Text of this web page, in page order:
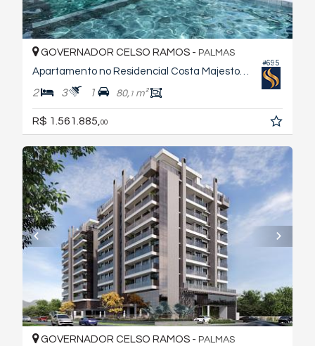
#695
GOVERNADOR CELSO RAMOS - PALMAS
2 3 1 80, 1 m²
R$ 1.561.885, 00
GOVERNADOR CELSO RAMOS - PALMAS